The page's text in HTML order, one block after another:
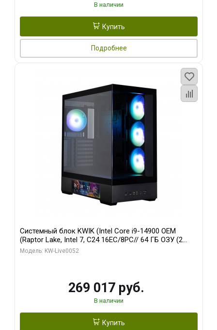
В наличии
Купить
Подробнее
Системный блок KWIK (Intel Core i9-14900 OEM
(Raptor Lake, Intel 7, C24 16EC/8PC// 64 ГБ ОЗУ (2
модуля)/ Palit RTX5080 GAMINGPRO OC 16GB GDDR7
Модель: KW-Live0052
269 017 руб.
В наличии
Купить